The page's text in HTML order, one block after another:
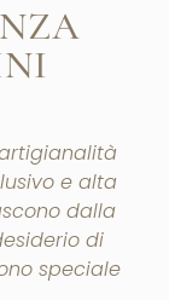
e alta
dalla
di
speciale